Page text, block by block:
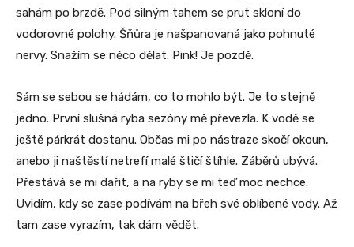
sahám po brzdě. Pod silným tahem se prut skloní do
vodorovné polohy. Šňůra je našpanovaná jako pohnuté
nervy. Snažím se něco dělat. Pink! Je pozdě.
Sám se sebou se hádám, co to mohlo být. Je to stejně
jedno. První slušná ryba sezóny mě převezla. K vodě se
ještě párkrát dostanu. Občas mi po nástraze skočí okoun,
anebo ji naštěstí netrefí malé štičí štíhle. Záběrů ubývá.
Přestává se mi dařit, a na ryby se mi teď moc nechce.
Uvidím, kdy se zase podívám na břeh své oblíbené vody. Až
tam zase vyrazím, tak dám vědět.